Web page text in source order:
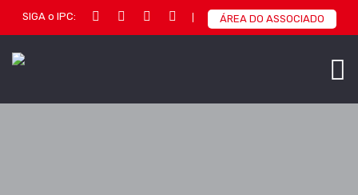
SIGA o IPC: ÁREA DO ASSOCIADO